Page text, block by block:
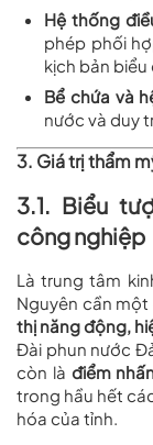
Hệ thống
phép phối
kịch bản biểu
Bể chứa và
nước và duy
3. Giá trị thẩm
3.1. Biểu
công nghiệp
Là trung tâm
Nguyên cần
thị năng động,
Đài phun nước
còn là điểm
trong hầu hết
hóa của tỉnh.